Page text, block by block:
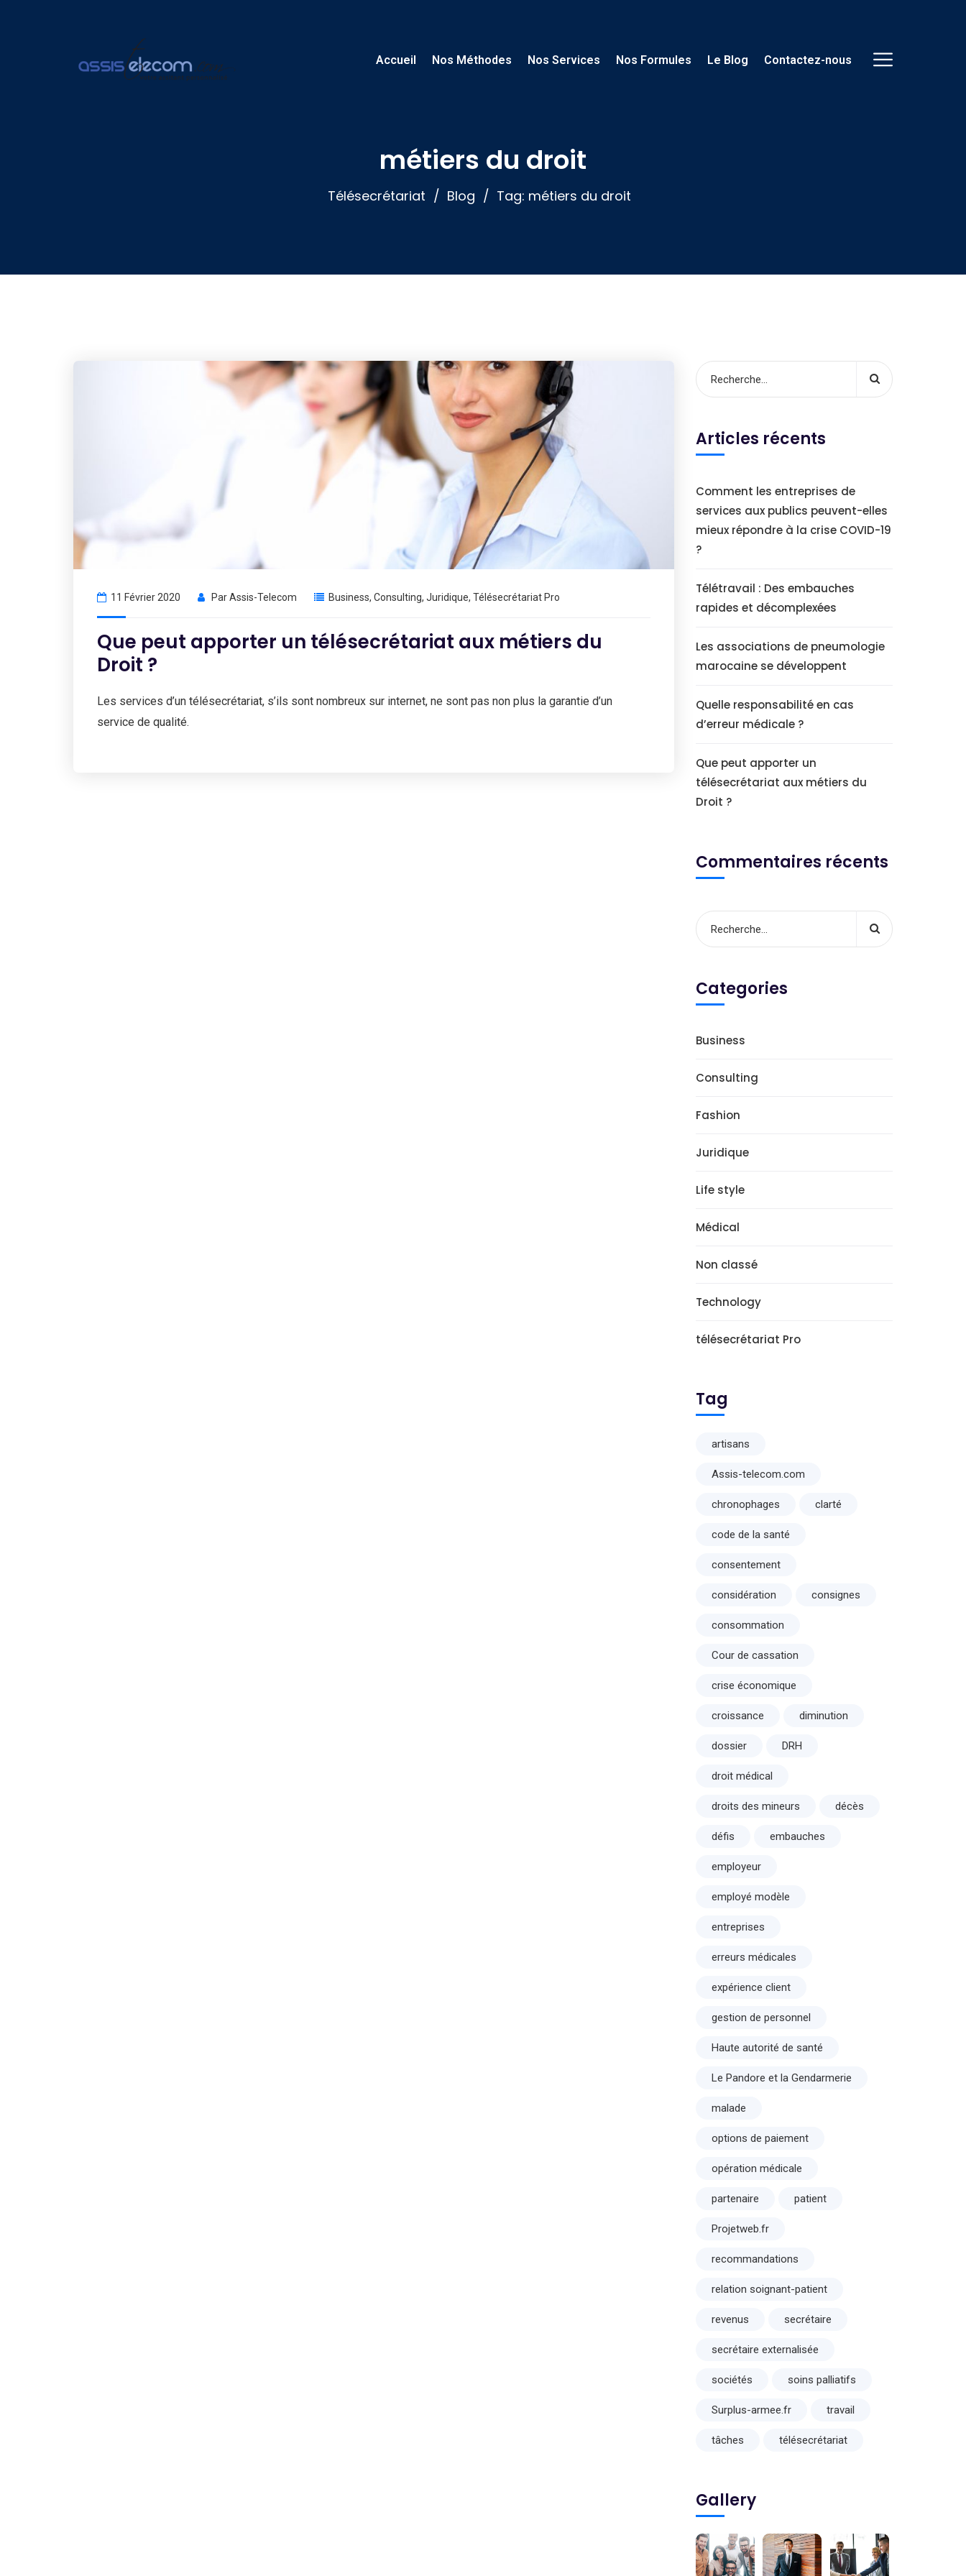
Accueil Nos Méthodes Nos Services Nos Formules Le Blog Contactez-nous
métiers du droit
Télésecrétariat Blog Tag: métiers du droit
11 Février 2020 ParAssis-Telecom Business, Consulting, Juridique, Télésecrétariat Pro
Que peut apporter un télésecrétariat aux métiers du
Droit ?
Les services d’un télésecrétariat, s’ils sont nombreux sur internet, ne sont pas non plus la garantie d’un
service de qualité.
Articles récents
Comment les entreprises de
services aux publics peuvent-elles
mieux répondre à la crise COVID-19
?
Télétravail : Des embauches
rapides et décomplexées
Les associations de pneumologie
marocaine se développent
Quelle responsabilité en cas
d’erreur médicale ?
Que peut apporter un
télésecrétariat aux métiers du
Droit ?
Commentaires récents
Categories
Business
Consulting
Fashion
Juridique
Life style
Médical
Non classé
Technology
télésecrétariat Pro
Tag
artisans
Assis-telecom.com
chronophages clarté
code de la santé
consentement
considération consignes
consommation
Cour de cassation
crise économique
croissance diminution
dossier DRH
droit médical
droits des mineurs décès
défis embauches
employeur
employé modèle
entreprises
erreurs médicales
expérience client
gestion de personnel
Haute autorité de santé
Le Pandore et la Gendarmerie
malade
options de paiement
opération médicale
partenaire patient
Projetweb.fr
recommandations
relation soignant-patient
revenus secrétaire
secrétaire externalisée
sociétés soins palliatifs
Surplus-armee.fr travail
tâches télésecrétariat
Gallery